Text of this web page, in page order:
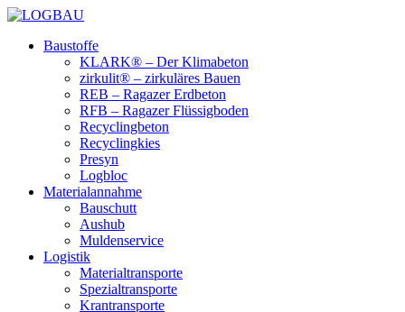
Baustoffe
KLARK® – Der Klimabeton
zirkulit® – zirkuläres Bauen
REB – Ragazer Erdbeton
RFB – Ragazer Flüssigboden
Recyclingbeton
Recyclingkies
Presyn
Logbloc
Materialannahme
Bauschutt
Aushub
Muldenservice
Logistik
Materialtransporte
Spezialtransporte
Krantransporte